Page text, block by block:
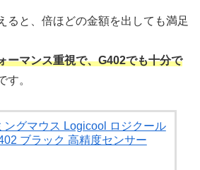
ると、倍ほどの金額を出しても満足
ーマンス重視で、G402でも十分で
す。
ングマウス Logicool ロジクール
ブラック 高精度センサー